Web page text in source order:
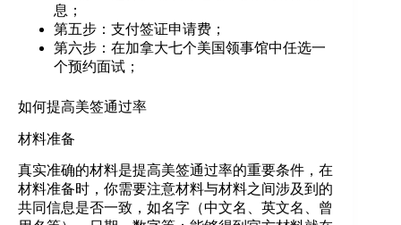
息；
第五步：支付签证申请费；
第六步：在加拿大七个美国领事馆中任选一
个预约面试；
如何提高美签通过率
材料准备
真实准确的材料是提高美签通过率的重要条件，在
材料准备时，你需要注意材料与材料之间涉及到的
共同信息是否一致，如名字（中文名、英文名、曾